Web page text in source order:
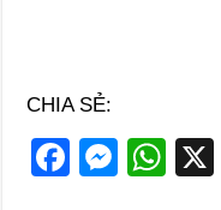
CHIA SẺ:
F
M
W